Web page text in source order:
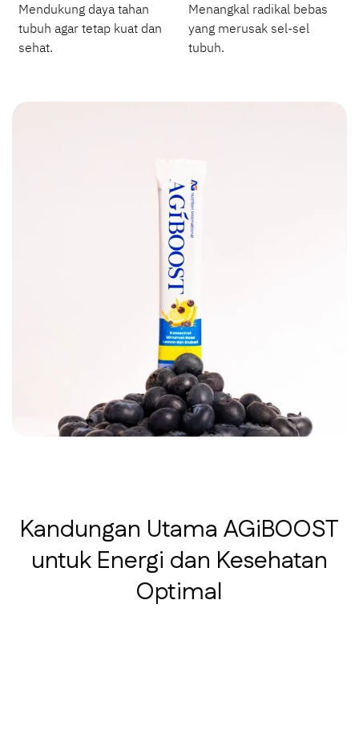
Mendukung daya tahan
tubuh agar tetap kuat dan
sehat.
Menangkal radikal bebas
yang merusak sel-sel
tubuh.
Kandungan Utama AGiBOOST
untuk Energi dan Kesehatan
Optimal